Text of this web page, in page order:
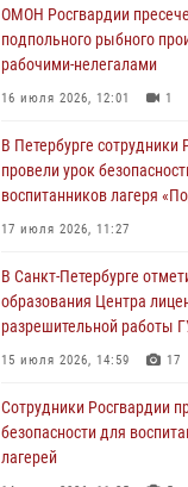
03 августа 2026, 11:51
В Санкт-Петербурге при
03 августа 2026, 10:15 1
Сотрудники ГУ
боевому самбо
03 августа 2026, 10:07
В Ленобласти
профилактического
03 августа 2026, 09:16 5
В Петербурге сотрудники
ОМОН Росгвардии
подпольного рыбного
рабочими-нелегалами
16 июля 2026, 12:01 1
В Петербурге сотрудники
провели урок
воспитанников лагеря
17 июля 2026, 11:27
В Санкт-Петербурге
образования Центра
разрешительной работы
15 июля 2026, 14:59 17
Сотрудники Росгвардии
безопасности для
лагерей